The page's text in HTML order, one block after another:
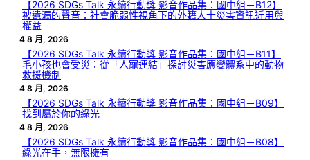
【2026 SDGs Talk 永續行動獎 影音作品集：國中組－B12】
被遺漏的聲音：社會脆弱性視角下的外籍人士災害資訊近用與
權益
4 8 月, 2026
【2026 SDGs Talk 永續行動獎 影音作品集：國中組－B11】
毛小孩也會受災：從「人寵連結」探討災害應變體系中的動物
救援機制
4 8 月, 2026
【2026 SDGs Talk 永續行動獎 影音作品集：國中組－B09】
找到屬於你的綠光
4 8 月, 2026
【2026 SDGs Talk 永續行動獎 影音作品集：國中組－B08】
綠光在手，無限擁有